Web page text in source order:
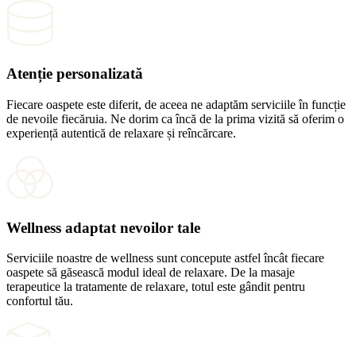
Atenție personalizată
Fiecare oaspete este diferit, de aceea ne adaptăm serviciile în funcție
de nevoile fiecăruia. Ne dorim ca încă de la prima vizită să oferim o
experiență autentică de relaxare și reîncărcare.
Wellness adaptat nevoilor tale
Serviciile noastre de wellness sunt concepute astfel încât fiecare
oaspete să găsească modul ideal de relaxare. De la masaje
terapeutice la tratamente de relaxare, totul este gândit pentru
confortul tău.